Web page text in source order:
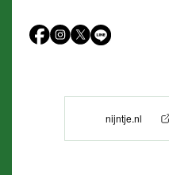
nijntje.nl